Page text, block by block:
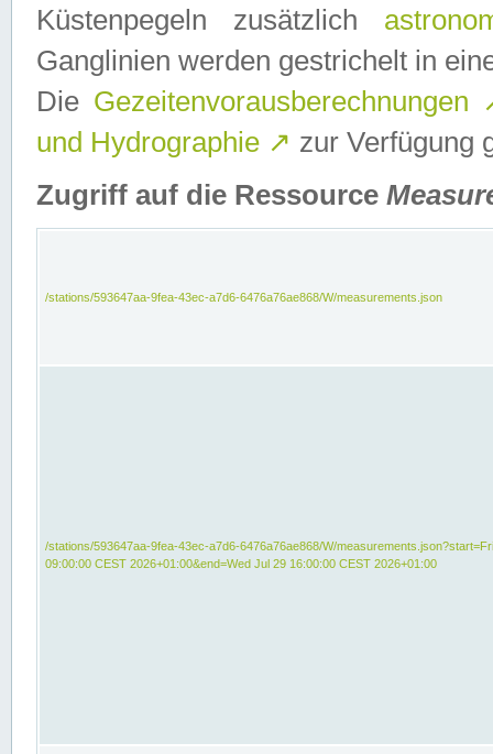
Küstenpegeln zusätzlich
Ganglinien werden gestrichelt in
Die Gezeitenvorausberechnungen
und Hydrographie ↗ zur Verfügung
Zugriff auf die Ressource
/stations/593647aa-9fea-43ec-a7d6-6476a76ae868/W/measurements.json
/stations/593647aa-9fea-43ec-a7d6-6476a76ae868/W/
09:00:00 CEST 2026+01:00&end=Wed Jul 29 16:00:00 CEST 2026+01:00